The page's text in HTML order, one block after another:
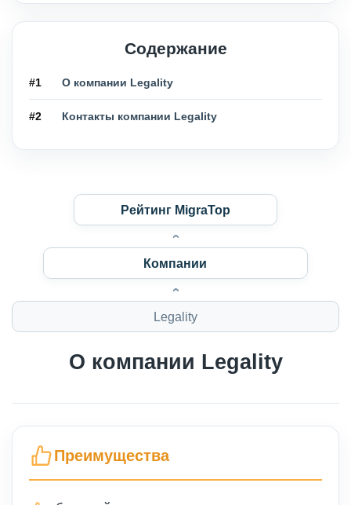
Содержание
#1 О компании Legality
#2 Контакты компании Legality
Рейтинг MigraTop
Компании
Legality
О компании Legality
Преимущества